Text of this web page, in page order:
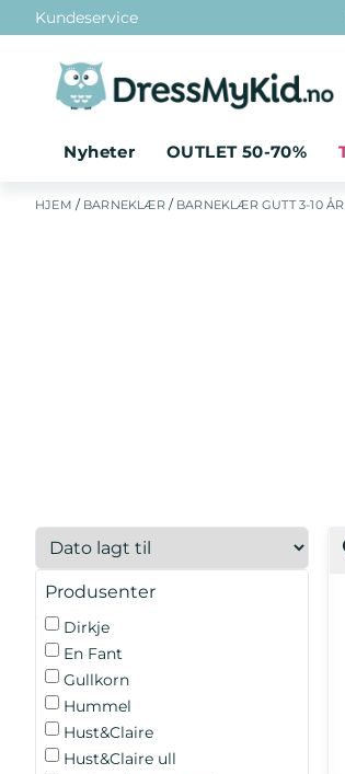
Hopp til innhold
Kundeservice
Nyheter OUTLET 50-70%
HJEM / BARNEKLÆR / BARNEKLÆR GUTT 3-10 ÅR
Produsenter
Dirkje
En Fant
Gullkorn
Hummel
Hust&Claire
Hust&Claire ull